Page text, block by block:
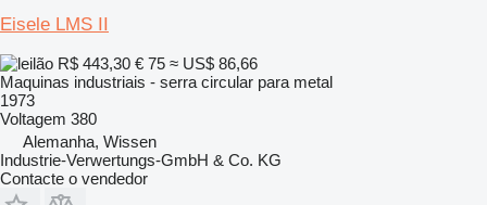
Eisele LMS II
R$ 443,30 € 75 ≈ US$ 86,66
Maquinas industriais - serra circular para metal
1973
Voltagem 380
Alemanha, Wissen
Industrie-Verwertungs-GmbH & Co. KG
Contacte o vendedor